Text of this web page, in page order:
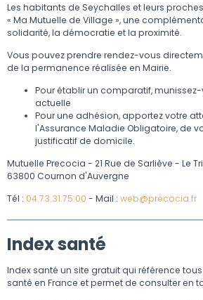
Les habitants de Seychalles et leurs
« Ma Mutuelle de Village », une
solidarité, la démocratie et la proximité.
Vous pouvez prendre rendez-vous
de la permanence réalisée en Mairie.
Pour établir un comparatif,
actuelle
Pour une adhésion, apportez votre
l'Assurance Maladie Obligatoire, de
justificatif de domicile.
Mutuelle Precocia - 21 Rue de Sarliève - Le
63800 Cournon d'Auvergne
Tél : 04.73.31.75.00 - Mail : web@precocia.fr
Index santé
Index santé un site gratuitqui référence
santé en France etpermetde consulter en